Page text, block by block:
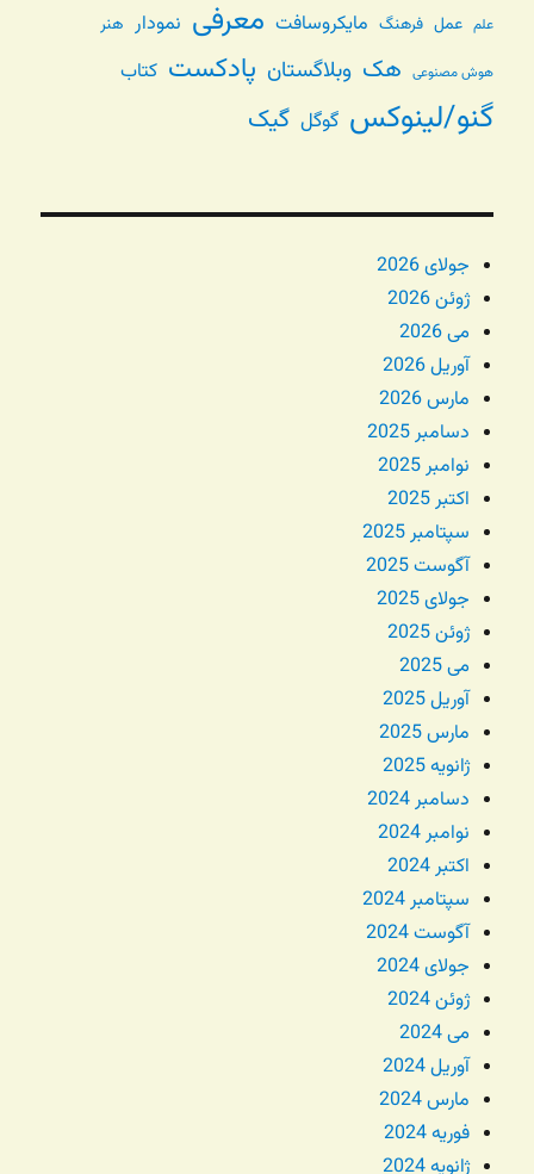
علم عمل فرهنگ مایکروسافت معرفی نمودار هنر
هوش مصنوعی هک وبلاگستان پادکست کتاب
گنو/لینوکس گوگل گیک
جولای 2026
ژوئن 2026
می 2026
آوریل 2026
مارس 2026
دسامبر 2025
نوامبر 2025
اکتبر 2025
سپتامبر 2025
آگوست 2025
جولای 2025
ژوئن 2025
می 2025
آوریل 2025
مارس 2025
ژانویه 2025
دسامبر 2024
نوامبر 2024
اکتبر 2024
سپتامبر 2024
آگوست 2024
جولای 2024
ژوئن 2024
می 2024
آوریل 2024
مارس 2024
فوریه 2024
ژانویه 2024